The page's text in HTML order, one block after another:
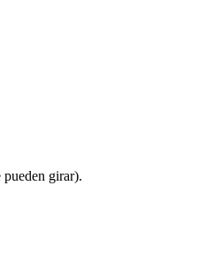
pueden girar).